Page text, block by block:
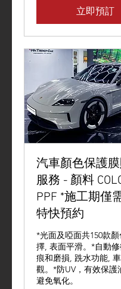
立即預訂
汽車顏色保護
服務 - 顏料
PPF *施工期僅
特快預約
*光面及啞面共150款
擇, 表面平滑。*自動
痕和磨損, 跣水功能,
觀。*防UV，有效保護
避免氧化。